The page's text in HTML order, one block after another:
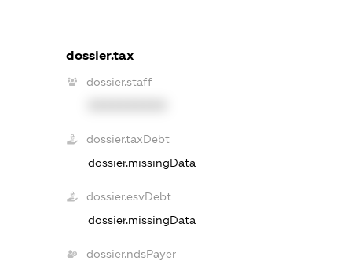
dossier.tax
dossier.staff
dossier.taxDebt
dossier.missingData
dossier.esvDebt
dossier.missingData
dossier.ndsPayer